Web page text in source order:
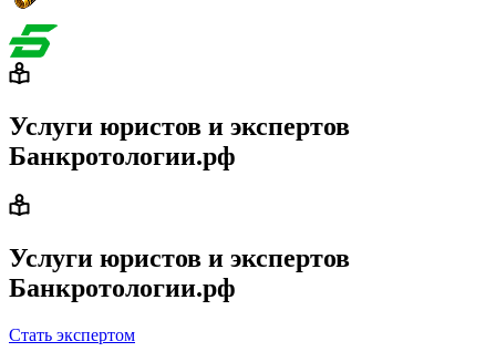
Услуги юристов и экспертов
Банкротологии.рф
Услуги юристов и экспертов
Банкротологии.рф
Стать экспертом